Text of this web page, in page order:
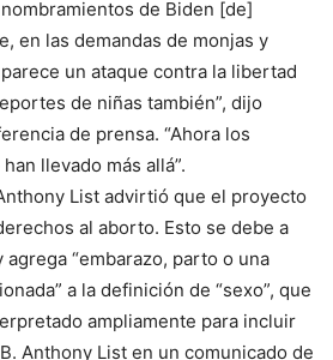
de Biden [de]
en las demandas de monjas y
un ataque contra la libertad
de niñas también”, dijo
de prensa. “Ahora los
llevado más allá”.
List advirtió que el proyecto
al aborto. Esto se debe a
“embarazo, parto o una
a la definición de “sexo”, que
ampliamente para incluir
Anthony List en un comunicado de